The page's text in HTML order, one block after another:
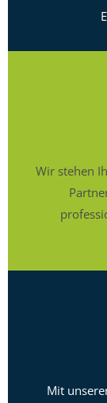
Wir stehen
Mit